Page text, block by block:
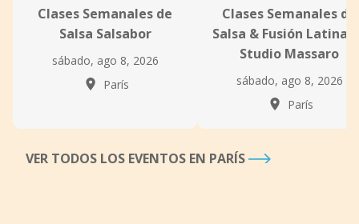
Clases Semanales de
Salsa Salsabor
sábado, ago 8, 2026
París
Clases Semanales de
Salsa & Fusión Latina
Studio Massaro
sábado, ago 8, 2026
París
VER TODOS LOS EVENTOS EN PARÍS